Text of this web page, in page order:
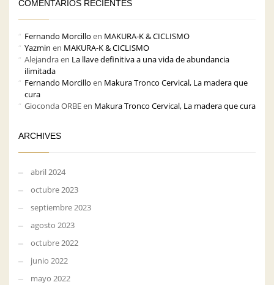
COMENTARIOS RECIENTES
Fernando Morcillo en MAKURA-K & CICLISMO
Yazmin en MAKURA-K & CICLISMO
Alejandraen La llave definitiva a una vida de abundancia
ilimitada
Fernando Morcillo en Makura Tronco Cervical, La madera que
cura
Gioconda ORBEen Makura Tronco Cervical, La madera que cura
ARCHIVES
abril 2024
octubre 2023
septiembre 2023
agosto 2023
octubre 2022
junio 2022
mayo 2022